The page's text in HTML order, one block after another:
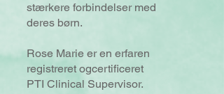
stærkere forbindelser med
deres børn.
Rose Marie er en erfaren
registreret ogcertificeret
PTI Clinical Supervisor.